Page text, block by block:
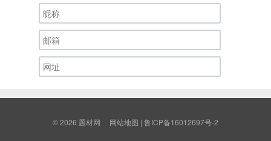
© 2026 题材网 网站地图 | 鲁ICP备16012697号-2